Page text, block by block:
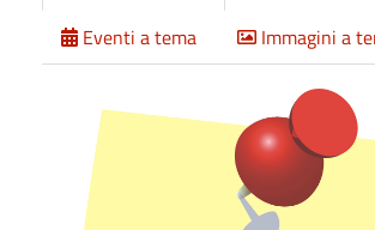
Eventi a tema
Immagini a